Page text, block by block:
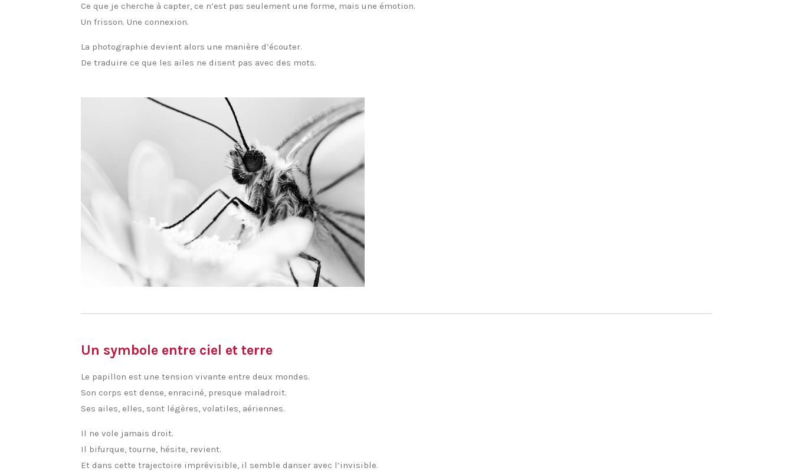
Ce que je cherche à capter, ce n’est pas seulement une forme, mais une émotion.
Un frisson. Une connexion.
La photographie devient alors une manière d’écouter.
De traduire ce que les ailes ne disent pas avec des mots.
Un symbole entre ciel et terre
Le papillon est une tension vivante entre deux mondes.
Son corps est dense, enraciné, presque maladroit.
Ses ailes, elles, sont légères, volatiles, aériennes.
Il ne vole jamais droit.
Il bifurque, tourne, hésite, revient.
Et dans cette trajectoire imprévisible, il semble danser avec l’invisible.